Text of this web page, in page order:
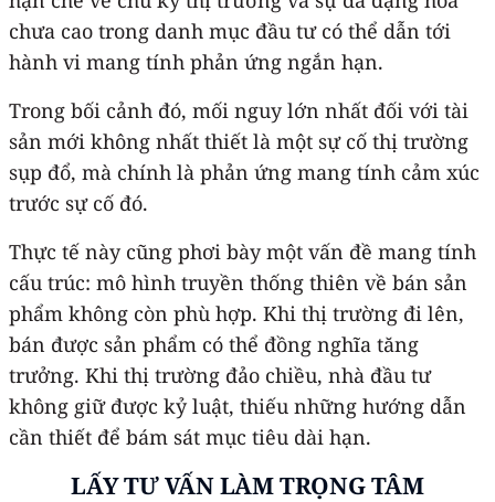
chưa cao trong danh mục đầu tư có thể dẫn tới
hành vi mang tính phản ứng ngắn hạn.
Trong bối cảnh đó, mối nguy lớn nhất đối với tài
sản mới không nhất thiết là một sự cố thị trường
sụp đổ, mà chính là phản ứng mang tính cảm xúc
trước sự cố đó.
Thực tế này cũng phơi bày một vấn đề mang tính
cấu trúc: mô hình truyền thống thiên về bán sản
phẩm không còn phù hợp. Khi thị trường đi lên,
bán được sản phẩm có thể đồng nghĩa tăng
trưởng. Khi thị trường đảo chiều, nhà đầu tư
không giữ được kỷ luật, thiếu những hướng dẫn
cần thiết để bám sát mục tiêu dài hạn.
LẤY TƯ VẤN LÀM TRỌNG TÂM